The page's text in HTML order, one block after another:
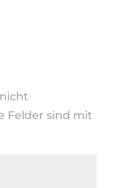
Felder sind mit